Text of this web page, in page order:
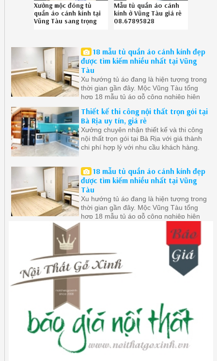
Xưởng mộc đóng tủ
quần áo cánh kính tại
Vũng Tàu sang trọng
Mẫu tủ quần áo cánh
kính ở Vũng Tàu giá rẻ
08.67895828
18 mẫu tủ quần áo cánh kính đẹp
được tìm kiếm nhiều nhất tại Vũng
Tàu
Xu hướng tủ áo đang là hiện tượng trong
thời gian gần đây. Mộc Vũng Tàu tổng
hợp 18 mẫu tủ áo gỗ công nghiệp hiện
Thiết kế thi công nội thất trọn gói tại
Bà Rịa uy tín, giá rẻ
Xưởng chuyên nhận thiết kế và thi công
nội thất trọn gói tại Bà Rịa với giá thành
chi phí hợp lý với nhu cầu khách hàng.
18 mẫu tủ quần áo cánh kính đẹp
được tìm kiếm nhiều nhất tại Vũng
Tàu
Xu hướng tủ áo đang là hiện tượng trong
thời gian gần đây. Mộc Vũng Tàu tổng
hợp 18 mẫu tủ áo gỗ công nghiệp hiện